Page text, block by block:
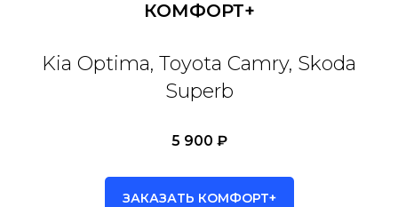
КОМФОРТ+
Kia Optima, Toyota Camry, Skoda
Superb
5 900 ₽
ЗАКАЗАТЬ КОМФОРТ+